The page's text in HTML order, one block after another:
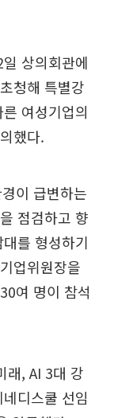
상의회관에
청해 특별강
여성기업의
했다.
이 급변하는
점검하고 향
를 형성하기
업위원장을
여 명이 참석
래, AI 3대 강
디스쿨 선임